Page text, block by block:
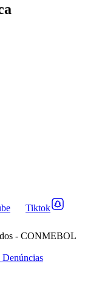
Tiktok
- CONMEBOL
Denúncias